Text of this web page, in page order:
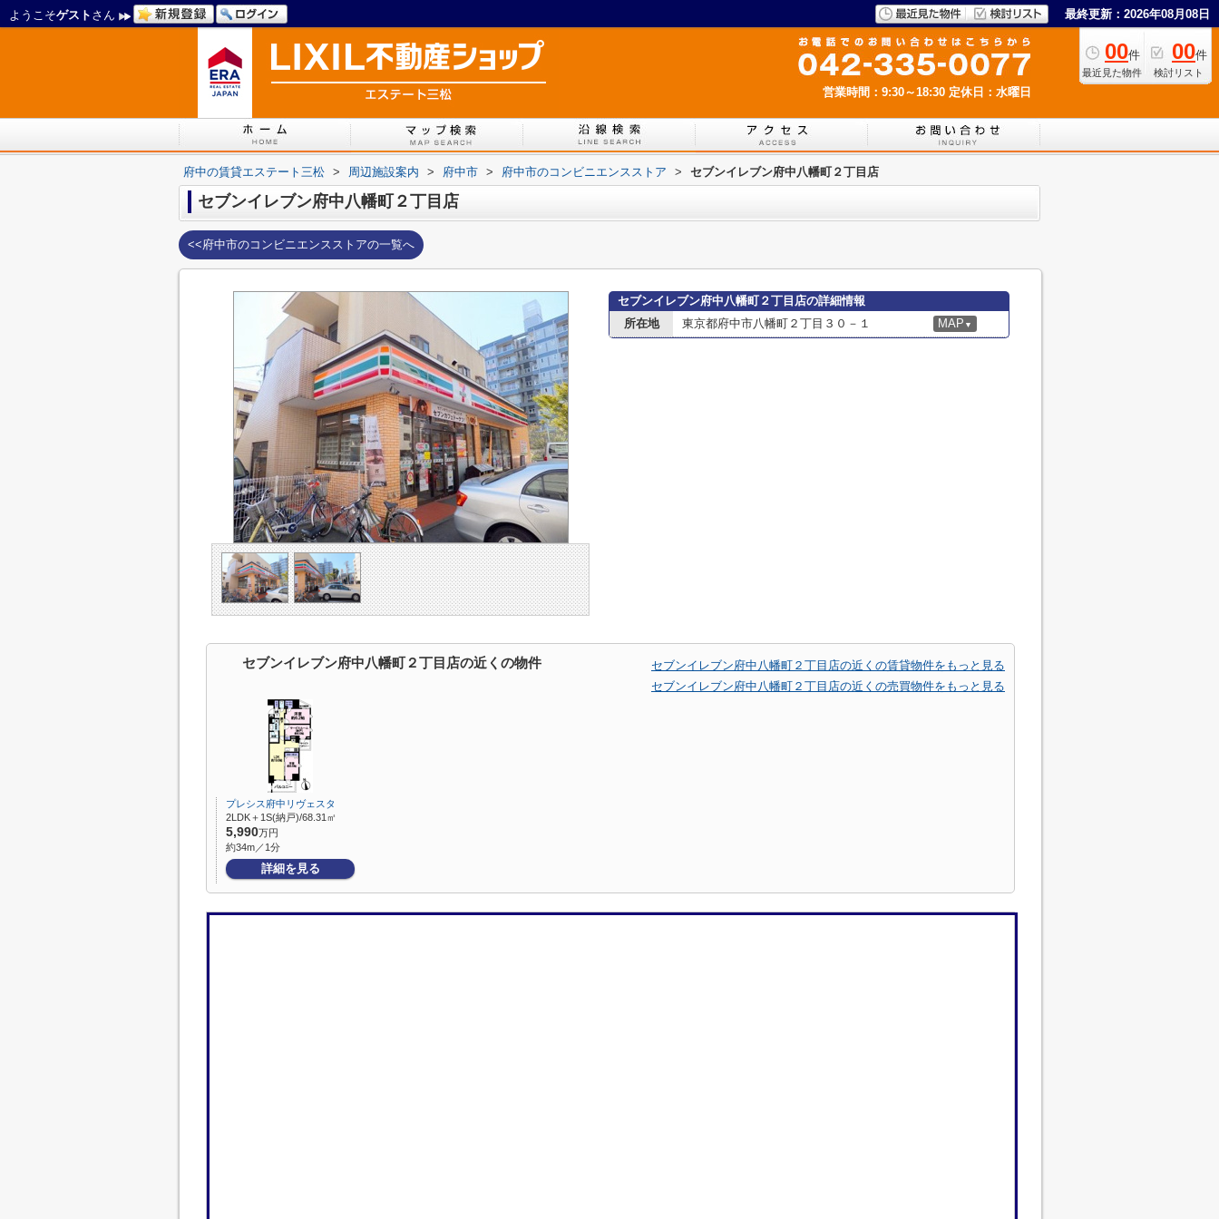
ようこそゲスト さん 最終更新：2026年08月08日
00件
最近見た物件
00件
検討リスト
営業時間：9:30～18:30 定休日：水曜日
府中の賃貸エステート三松 > 周辺施設案内 > 府中市 > 府中市のコンビニエンスストア > セブンイレブン府中八幡町２丁目店
セブンイレブン府中八幡町２丁目店
<<府中市のコンビニエンスストアの一覧へ
セブンイレブン府中八幡町２丁目店の詳細情報
所在地
東京都府中市八幡町２丁目３０－１ MAP ▼
セブンイレブン府中八幡町２丁目店の近くの物件
セブンイレブン府中八幡町２丁目店の近くの賃貸物件をもっと見る
セブンイレブン府中八幡町２丁目店の近くの売買物件をもっと見る
プレシス府中リヴェスタ
2LDK＋1S(納戸)/68.31㎡
5,990万円
約34m／1分
詳細を見る